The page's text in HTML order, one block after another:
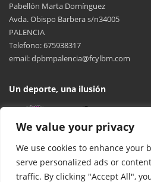
We value your privacy
We use cookies to enhance your
serve personalized ads or
traffic. By clicking "Accept All",
Pabellón Marta Domínguez
Avda. Obispo Barbera s/n34005
PALENCIA
Telefono: 675938317
email: dpbmpalencia@fcylbm.com
Un deporte, una ilusión